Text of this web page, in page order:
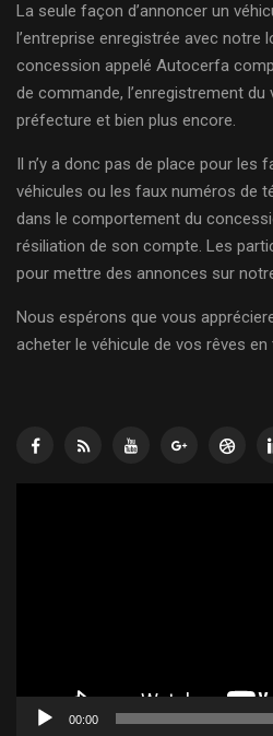
La seule façon d’annoncer un
l’entreprise enregistrée avec notre
concession appelé Autocerfa
de commande, l’enregistrement du
préfecture et bien plus encore.
Il n’y a donc pas de place pour les
véhicules ou les faux numéros de
dans le comportement du
résiliation de son compte. Les
pour mettre des annonces sur
Nous espérons que vous
acheter le véhicule de vos rêves
00:00